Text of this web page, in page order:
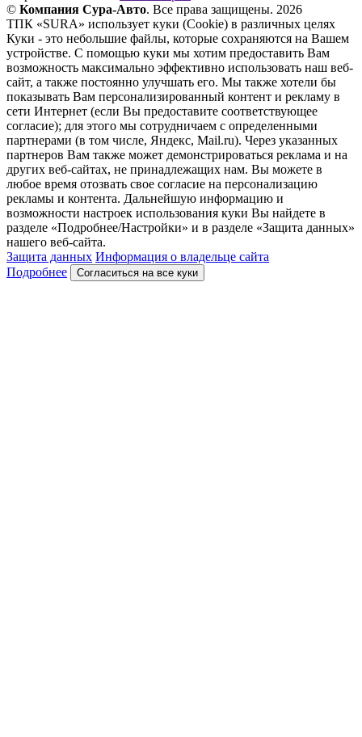
© Компания Сура-Авто. Все права защищены. 2026
ТПК «SURA» использует куки (Cookie) в различных целях
Куки - это небольшие файлы, которые сохраняются на Вашем
устройстве. С помощью куки мы хотим предоставить Вам
возможность максимально эффективно использовать наш веб-
сайт, а также постоянно улучшать его. Мы также хотели бы
показывать Вам персонализированный контент и рекламу в
сети Интернет (если Вы предоставите соответствующее
согласие); для этого мы сотрудничаем с определенными
партнерами (в том числе, Яндекс, Mail.ru). Через указанных
партнеров Вам также может демонстрироваться реклама и на
других веб-сайтах, не принадлежащих нам. Вы можете в
любое время отозвать свое согласие на персонализацию
рекламы и контента. Дальнейшую информацию и
возможности настроек использования куки Вы найдете в
разделе «Подробнее/Настройки» и в разделе «Защита данных»
нашего веб-сайта.
Защита данных Информация о владельце сайта
Подробнее
Согласиться на все куки